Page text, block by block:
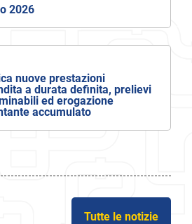
2026
nuove prestazioni
a durata definita, prelievi
ed erogazione
accumulato
Tutte le notizie